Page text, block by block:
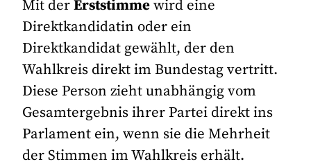
Mit derErststimmewird eine
Direktkandidatin oder ein
Direktkandidat gewählt, der den
Wahlkreis direkt im Bundestag vertritt.
Diese Person zieht unabhängig vom
Gesamtergebnis ihrer Partei direkt ins
Parlament ein, wenn sie die Mehrheit
der Stimmen im Wahlkreis erhält.